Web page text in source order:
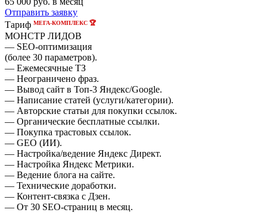
Отправить заявку
Тариф МЕГА-КОМПЛЕКС 🏆
МОНСТР ЛИДОВ
— SEO-оптимизация
(более 30 параметров).
— Ежемесячные ТЗ
— Неограничено фраз.
— Вывод сайт в Топ-3 Яндекс/Google.
— Написание статей (услуги/категории).
— Авторские статьи для покупки ссылок.
— Органические бесплатные ссылки.
— Покупка трастовых ссылок.
— GEO (ИИ).
— Настройка/ведение Яндекс Директ.
— Настройка Яндекс Метрики.
— Ведение блога на сайте.
— Технические доработки.
— Контент-связка с Дзен.
— От 30 SEO-страниц в месяц.